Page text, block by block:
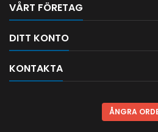
VÅRT FÖRETAG
DITT KONTO
KONTAKTA
ÅNGRA